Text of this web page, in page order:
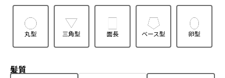
丸型 三角型 面長 ベース型 卵型
髪質